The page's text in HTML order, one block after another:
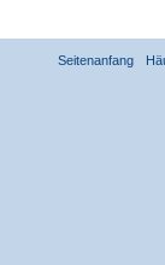
Seitenanfang